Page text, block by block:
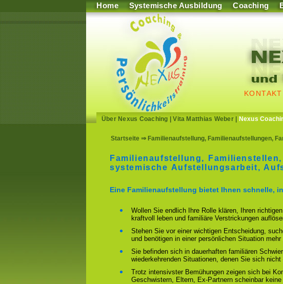
Home Systemische Ausbildung Coaching
KONTAKT
Über Nexus Coaching |Vita Matthias Weber| Nexus
Startseite ⇒ Familienaufstellung, Familienaufstellungen,
Familienaufstellung,
systemische Aufstellungsarbeit,
Eine Familienaufstellung bietet Ihnen schnelle,
Wollen Sie endlich Ihre Rolle klären, Ihren
kraftvoll leben und familiäre Verstrickungen
Stehen Sie vor einer wichtigen Entscheidung,
und benötigen in einer persönlichen Situation mehr
Sie befinden sich in dauerhaften familiären
wiederkehrenden Situationen, denen Sie sich
Trotz intensivster Bemühungen zeigen sich bei
Geschwistern, Eltern, Ex-Partnern scheinbar keine